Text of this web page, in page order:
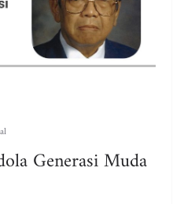
Generasi Muda